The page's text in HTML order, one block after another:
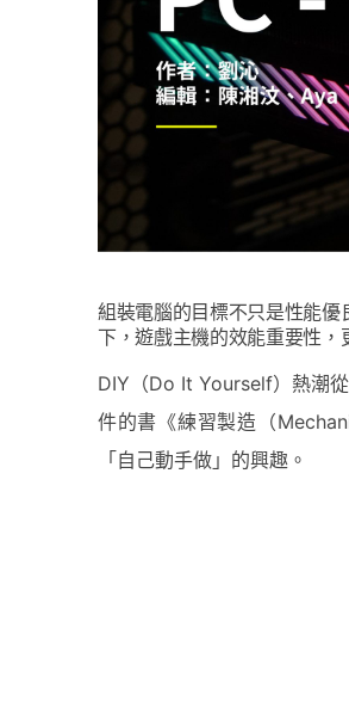
組裝電腦的目標不只是性能
下，遊戲主機的效能重要性，
DIY（Do It Yourself）熱潮
件的書《練習製造（
「自己動手做」的興趣。